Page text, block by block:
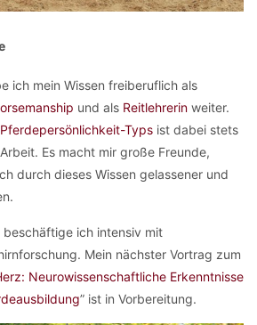
ich mein Wissen freiberuflich als
und als Reitlehrerin weiter.
Typs ist dabei stets
Es macht mir große Freunde,
durch dieses Wissen gelassener und
ich intensiv mit
Mein nächster Vortrag zum
Neurowissenschaftliche Erkenntnisse
” ist in Vorbereitung.